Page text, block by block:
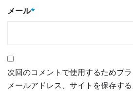
メール*
次回のコメントで使用するためブラ
メールアドレス、サイトを保存する